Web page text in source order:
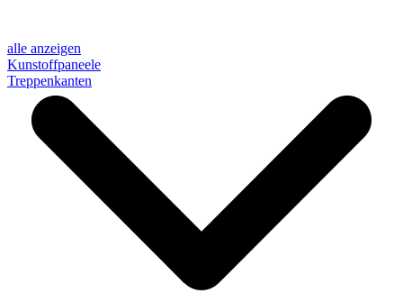
alle anzeigen
Kunstoffpaneele
Treppenkanten